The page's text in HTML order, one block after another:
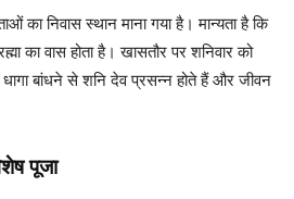
का निवास स्थान माना गया है। मान्यता है कि
का वास होता है। खासतौर पर शनिवार को
बांधने से शनि देव प्रसन्न होते हैं और जीवन
पूजा